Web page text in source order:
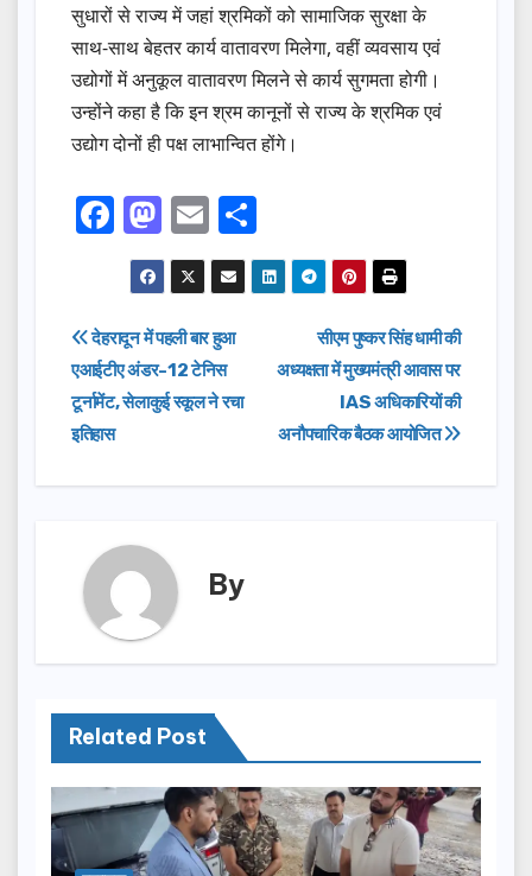
सुधारों से राज्य में जहां श्रमिकों को सामाजिक सुरक्षा के
साथ-साथ बेहतर कार्य वातावरण मिलेगा, वहीं व्यवसाय एवं
उद्योगों में अनुकूल वातावरण मिलने से कार्य सुगमता होगी।
उन्होंने कहा है कि इन श्रम कानूनों से राज्य के श्रमिक एवं
उद्योग दोनों ही पक्ष लाभान्वित होंगे।
F
a
c
e
b
o
o
k
M
a
st
o
d
o
E
m
ail
h
ar
Post
navigation
सीएम पुष्कर सिंह धामी की
अध्यक्षता में मुख्यमंत्री आवास पर
IAS अधिकारियों की
अनौपचारिक बैठक आयोजित
देहरादून में पहली बार हुआ
एआईटीए अंडर-12 टेनिस
टूर्नामेंट, सेलाकुई स्कूल ने रचा
इतिहास
By
Related Post